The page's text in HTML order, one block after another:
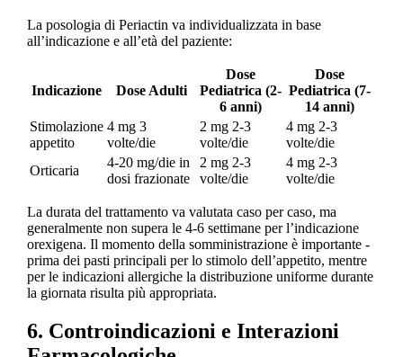
La posologia di Periactin va individualizzata in base
all’indicazione e all’età del paziente:
Indicazione Dose Adulti
Dose
Pediatrica (2-
6 anni)
Dose
Pediatrica (7-
14 anni)
Stimolazione
appetito
4 mg 3
volte/die
2 mg 2-3
volte/die
4 mg 2-3
volte/die
Orticaria
4-20 mg/die in
dosi frazionate
2 mg 2-3
volte/die
4 mg 2-3
volte/die
La durata del trattamento va valutata caso per caso, ma
generalmente non supera le 4-6 settimane per l’indicazione
orexigena. Il momento della somministrazione è importante -
prima dei pasti principali per lo stimolo dell’appetito, mentre
per le indicazioni allergiche la distribuzione uniforme durante
la giornata risulta più appropriata.
6. Controindicazioni e Interazioni